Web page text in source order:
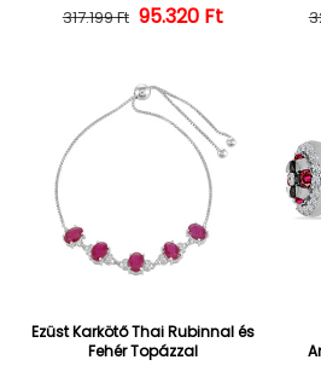
Normál ár
317.199 Ft Kedvezményes ár
95.320 Ft
Ezüst Karkötő Thai Rubinnal és
Fehér Topázzal